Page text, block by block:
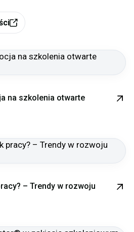
na szkolenia otwarte
– Trendy w rozwoju